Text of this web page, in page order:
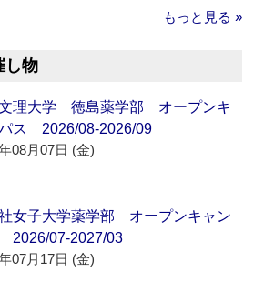
もっと見る »
し物
理大学 徳島薬学部 オープンキ
ス 2026/08-2026/09
08月07日 (金)
女子大学薬学部 オープンキャン
2026/07-2027/03
07月17日 (金)